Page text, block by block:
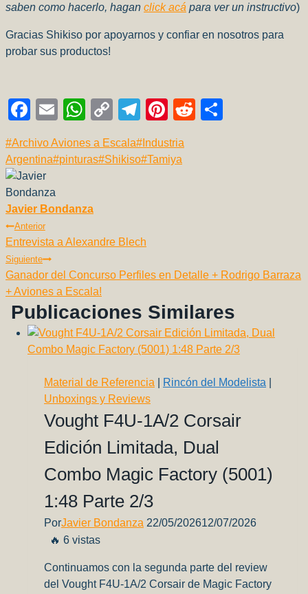
saben como hacerlo, hagan click acá para ver un instructivo)
Gracias Shikiso por apoyarnos y confiar en nosotros para
probar sus productos!
F
c
e
b
o
o
k
E
ail
W
at
p
p
C
p
k
T
e
Pi
er
R
Etiquetas
de
la
entrada:
#Archivo Aviones a Escala# Industria
Argentina#pinturas#Shikiso#Tamiya
Javier Bondanza
Navegación
De
Entradas
Anterior
Entrevista a Alexandre Blech
Siguiente
Ganador del Concurso Perfiles en Detalle + Rodrigo Barraza
+ Aviones a Escala!
Publicaciones Similares
Material de Referencia Rincón del Modelista
Unboxings y Reviews
Vought F4U-1A/2 Corsair
Edición Limitada, Dual
Combo Magic Factory (5001)
1:48 Parte 2/3
PorJavier Bondanza 22/05/202612/07/2026
🔥 6 vistas
Continuamos con la segunda parte del review
del Vought F4U-1A/2 Corsair de Magic Factory